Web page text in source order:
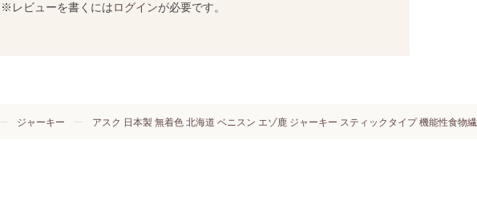
※レビューを書くにはログインが必要です。
ジャーキー アスク 日本製 無着色 北海道 ベニスン エゾ鹿 ジャーキー スティックタイプ 機能性食物